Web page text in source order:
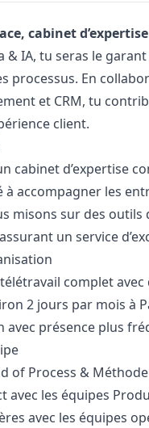
cabinet
& IA, tu seras le
processus. En
et CRM, tu
client.
cabinet d’expertise
à accompagner les
misons sur des
un service
complet
2 jours par mois à
avec présence plus
of Process & Méthode
avec les équipes
avec les équipes